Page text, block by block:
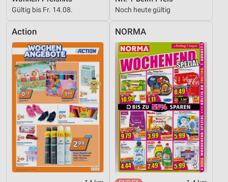
Gültig bis Fr. 14.08. Noch heute gültig
Action NORMA